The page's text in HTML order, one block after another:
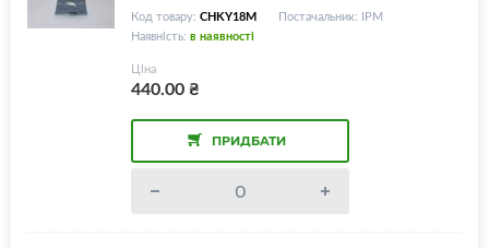
Код товару: CHKY18M
Постачальник: IPM
Наявність: в наявності
Ціна
440.00₴
ПРИДБАТИ